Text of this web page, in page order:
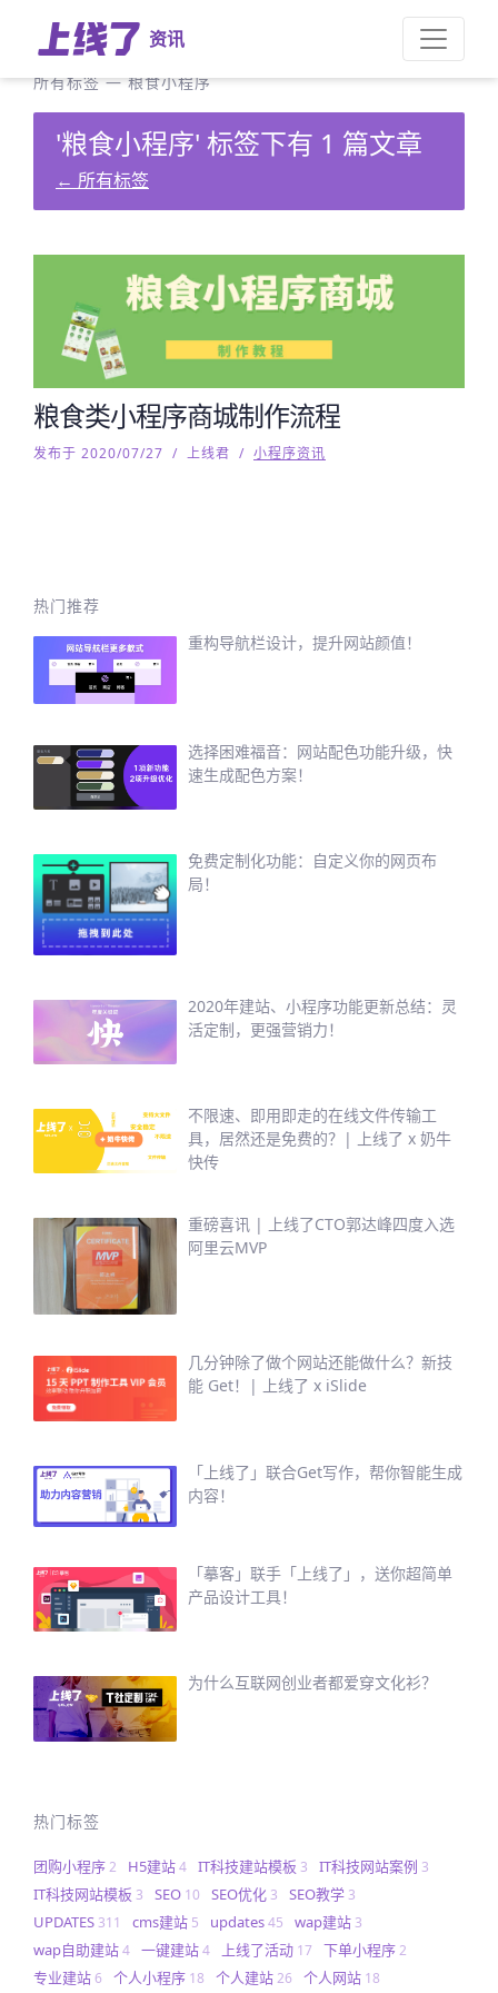
资讯
所有标签—粮食小程序
'粮食小程序' 标签下有 1 篇文章
← 所有标签
粮食类小程序商城制作流程
发布于 2020/07/27 / 上线君 / 小程序资讯
热门推荐
重构导航栏设计，提升网站颜值！
选择困难福音：网站配色功能升级，快
速生成配色方案！
免费定制化功能：自定义你的网页布
局！
2020年建站、小程序功能更新总结：灵
活定制，更强营销力！
不限速、即用即走的在线文件传输工
具，居然还是免费的？| 上线了 x 奶牛
快传
重磅喜讯 | 上线了CTO郭达峰四度入选
阿里云MVP
几分钟除了做个网站还能做什么？新技
能 Get！| 上线了 x iSlide
「上线了」联合Get写作，帮你智能生成
内容！
「摹客」联手「上线了」，送你超简单
产品设计工具！
为什么互联网创业者都爱穿文化衫？
热门标签
团购小程序2 H5建站4 IT科技建站模板 3 IT科技网站案例 3
IT科技网站模板 3 SEO 10 SEO优化 3 SEO教学 3
UPDATES 311 cms建站 5 updates45 wap建站 3
wap自助建站4 一键建站4 上线了活动 17 下单小程序2
专业建站6 个人小程序 18 个人建站26 个人网站 18